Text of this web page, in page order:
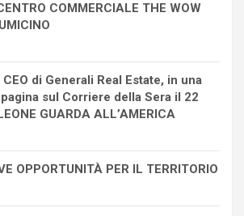
COMMERCIALE THE WOW
di Generali Real Estate, in una
sul Corriere della Sera il 22
GUARDA ALL’AMERICA
OPPORTUNITÀ PER IL TERRITORIO